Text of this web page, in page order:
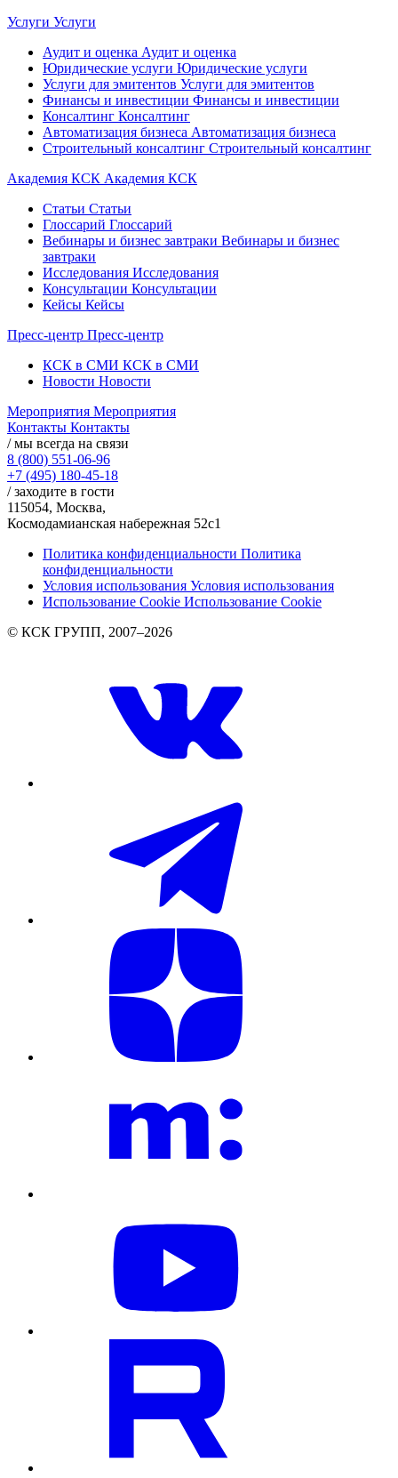
Услуги Услуги
Аудит и оценка Аудит и оценка
Юридические услуги Юридические услуги
Услуги для эмитентов Услуги для эмитентов
Финансы и инвестиции Финансы и инвестиции
Консалтинг Консалтинг
Автоматизация бизнеса Автоматизация бизнеса
Строительный консалтинг Строительный консалтинг
Академия КСК Академия КСК
Статьи Статьи
Глоссарий Глоссарий
Вебинары и бизнес завтраки Вебинары и бизнес
завтраки
Исследования Исследования
Консультации Консультации
Кейсы Кейсы
Пресс-центр Пресс-центр
КСК в СМИ КСК в СМИ
Новости Новости
Мероприятия Мероприятия
Контакты Контакты
/ мы всегда на связи
8 (800) 551-06-96
+7 (495) 180-45-18
/ заходите в гости
115054, Москва,
Космодамианская набережная 52с1
Политика конфиденциальности Политика
конфиденциальности
Условия использования Условия использования
Использование Cookie Использование Cookie
© КСК ГРУПП, 2007–2026